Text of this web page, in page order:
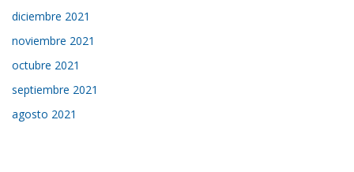
diciembre 2021
noviembre 2021
octubre 2021
septiembre 2021
agosto 2021